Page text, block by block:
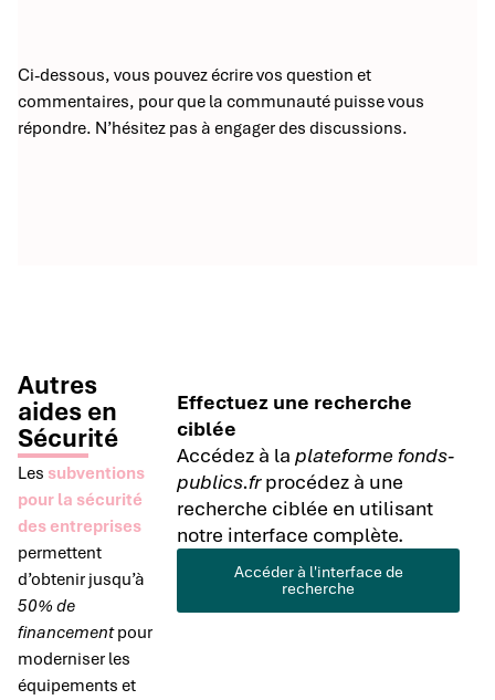
Ci-dessous, vous pouvez écrire vos question et
commentaires, pour que la communauté puisse vous
répondre. N’hésitez pas à engager des discussions.
Autres
aides en
Sécurité
Les subventions
pour la sécurité
des entreprises
permettent
d’obtenir jusqu’à
50% de
financementpour
moderniser les
équipements et
Effectuez une recherche
ciblée
Accédez à laplateforme fonds-
publics.frprocédez à une
recherche ciblée en utilisant
notre interface complète.
Accéder à l'interface de
recherche